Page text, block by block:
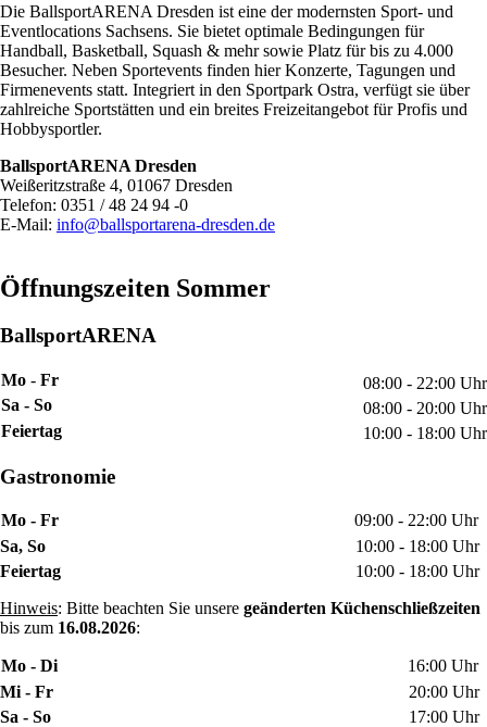
Die BallsportARENA Dresden ist eine der modernsten Sport- und
Eventlocations Sachsens. Sie bietet optimale Bedingungen für
Handball, Basketball, Squash & mehr sowie Platz für bis zu 4.000
Besucher. Neben Sportevents finden hier Konzerte, Tagungen und
Firmenevents statt. Integriert in den Sportpark Ostra, verfügt sie über
zahlreiche Sportstätten und ein breites Freizeitangebot für Profis und
Hobbysportler.
BallsportARENA Dresden
Weißeritzstraße 4, 01067 Dresden
Telefon: 0351 / 48 24 94 -0
E-Mail: info@ballsportarena-dresden.de
Öffnungszeiten Sommer
BallsportARENA
Mo - Fr
08:00 - 22:00 Uhr
Sa - So
08:00 - 20:00 Uhr
Feiertag
10:00 - 18:00 Uhr
Gastronomie
Mo - Fr
09:00 - 22:00 Uhr
Sa, So
10:00 - 18:00 Uhr
Feiertag
10:00 - 18:00 Uhr
Hinweis: Bitte beachten Sie unsere geänderten Küchenschließzeiten
bis zum 16.08.2026:
Mo - Di
16:00 Uhr
Mi - Fr
20:00 Uhr
Sa - So
17:00 Uhr